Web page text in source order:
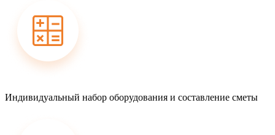
Индивидуальный набор оборудования и составление сметы